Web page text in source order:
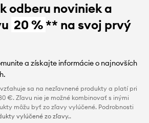
odberu noviniek a
20 %** na svoj prvý
a získajte informácie o najnovších
sa na nezľavnené produkty a platí pri
€. Zľavu nie je možné kombinovať s inými
môžu byť zo zľavy vylúčené. Podrobnosti
vylúčené zo zľavy..